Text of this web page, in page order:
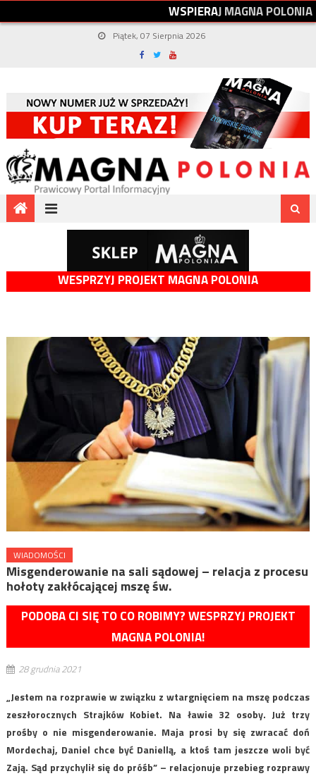
WSPIERAJMAGNAPOLONIA
Piątek, 07 Sierpnia 2026
WESPRZYJ PROJEKT MAGNA POLONIA
WIADOMOŚCI
Misgenderowanie na sali sądowej – relacja z procesu
hołoty zakłócającej mszę św.
PODOBA CI SIĘ TO CO ROBIMY? WESPRZYJ PROJEKT
MAGNA POLONIA!
28 grudnia 2021
„Jestem na rozprawie w związku z wtargnięciem na mszę podczas
zeszłorocznych Strajków Kobiet. Na ławie 32 osoby. Już trzy
prośby o nie misgenderowanie. Maja prosi by się zwracać doń
Mordechaj, Daniel chce być Daniellą, a ktoś tam jeszcze woli być
Zają. Sąd przychylił się do próśb” – relacjonuje przebieg rozprawy